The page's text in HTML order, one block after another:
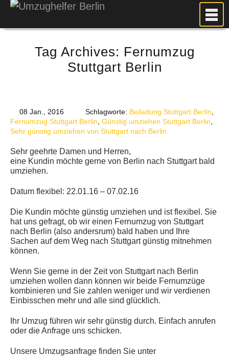
PREISE
ANFRAGE
WEITERE DIENSTLEISTUNGEN
AKTUELLES
BLOG
KUNDENMEINUNGEN
Tag Archives: Fernumzug
Stuttgart Berlin
08 Jan., 2016 Schlagworte: Beiladung Stuttgart Berlin
Fernumzug Stuttgart Berlin Günstig umziehen Stuttgart Berlin
Sehr günstig umziehen von Stuttgart nach Berlin
Sehr geehrte Damen und Herren,
eine Kundin möchte gerne von Berlin nach Stuttgart bald
umziehen.
Datum flexibel: 22.01.16 – 07.02.16
Die Kundin möchte günstig umziehen und ist flexibel. Sie
hat uns gefragt, ob wir einen Fernumzug von Stuttgart
nach Berlin (also andersrum) bald haben und Ihre
Sachen auf dem Weg nach Stuttgart günstig mitnehmen
können.
Wenn Sie gerne in der Zeit von Stuttgart nach Berlin
umziehen wollen dann können wir beide Fernumzüge
kombinieren und Sie zahlen weniger und wir verdienen
Einbisschen mehr und alle sind glücklich.
Ihr Umzug führen wir sehr günstig durch. Einfach anrufen
oder die Anfrage uns schicken.
Unsere Umzugsanfrage finden Sie unter